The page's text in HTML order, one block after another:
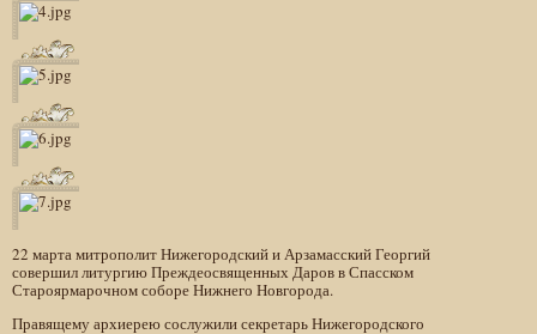
22 марта митрополит Нижегородский и Арзамасский Георгий
совершил литургию Преждеосвященных Даров в Спасском
Староярмарочном соборе Нижнего Новгорода.
Правящему архиерею сослужили секретарь Нижегородского